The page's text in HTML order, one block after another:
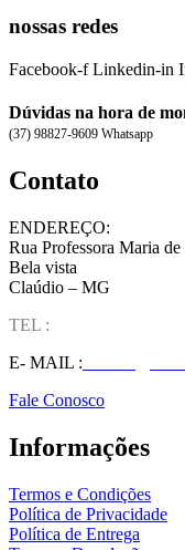
nossas redes
Facebook-f Linkedin-in
Dúvidas na hora de
(37) 98827-9609 Whatsapp
Contato
ENDEREÇO:
Rua Professora Maria
Bela vista
Claúdio – MG
TEL :
E- MAIL :
Fale Conosco
Informações
Termos e Condições
Política de Privacidade
Política de Entrega